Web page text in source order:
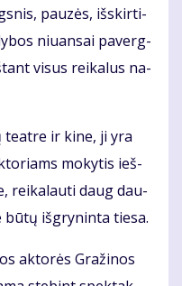
pau­zės, iš­skir­ti­
niu­an­sai pa­verg­
vi­sus rei­ka­lus na­
te­at­re ir ki­ne, ji yra
mo­ky­tis ieš­
rei­ka­lau­ti daug dau­
bū­tų iš­gry­nin­ta tie­sa.
ak­to­rės Gra­ži­nos